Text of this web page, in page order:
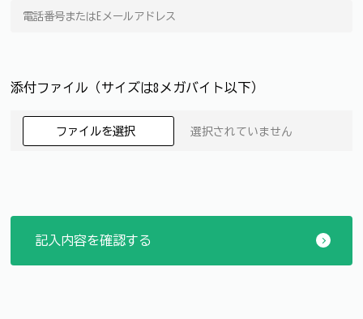
添付ファイル（サイズは8メガバイト以下）
ファイルを選択 選択されていません